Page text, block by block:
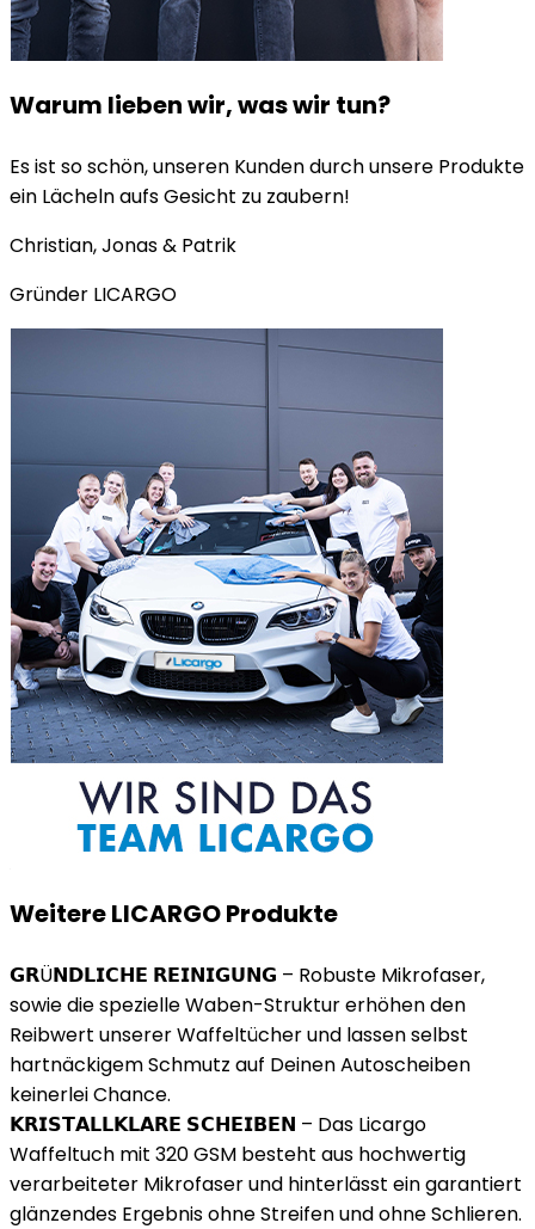
Warum lieben wir, was wir tun?
Es ist so schön, unseren Kunden durch unsere Produkte
ein Lächeln aufs Gesicht zu zaubern!
Christian, Jonas & Patrik
Gründer LICARGO
Weitere LICARGO Produkte
𝗚𝗥Ü𝗡𝗗𝗟𝗜𝗖𝗛𝗘 𝗥𝗘𝗜𝗡𝗜𝗚𝗨𝗡𝗚 – Robuste Mikrofaser,
sowie die spezielle Waben-Struktur erhöhen den
Reibwert unserer Waffeltücher und lassen selbst
hartnäckigem Schmutz auf Deinen Autoscheiben
keinerlei Chance.
𝗞𝗥𝗜𝗦𝗧𝗔𝗟𝗟𝗞𝗟𝗔𝗥𝗘 𝗦𝗖𝗛𝗘𝗜𝗕𝗘𝗡 – Das Licargo
Waffeltuch mit 320 GSM besteht aus hochwertig
verarbeiteter Mikrofaser und hinterlässt ein garantiert
glänzendes Ergebnis ohne Streifen und ohne Schlieren.